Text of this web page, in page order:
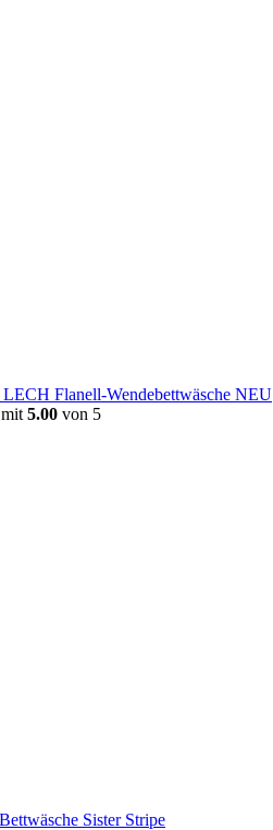
LECH Flanell-Wendebettwäsche NEU
5.00 von 5
Sister Stripe